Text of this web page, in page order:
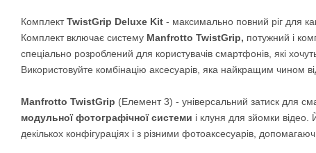
КомплектTwistGrip Deluxe Kit - максимально повний ріг для
Комплект включає систему Manfrotto TwistGrip, потужний і
спеціально розроблений для користувачів смартфонів, які
Використовуйте комбінацію аксесуарів, яка найкращим чином
Manfrotto TwistGrip (Елемент 3) - універсальний затиск для
модульної фотографічної системи і клуня для зйомки
декількох конфігураціях і з різними фотоаксесуарів,